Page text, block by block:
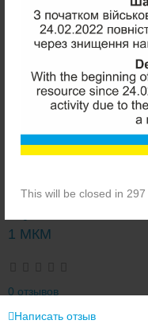
This will be closed in 297
1 МКМ
0 отзывов
Написать отзыв